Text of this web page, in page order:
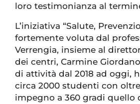
loro testimonianza al
L’iniziativa “Salute,
fortemente voluta dal
Verrengia, insieme al
dei centri, Carmine
di attività dal 2018 ad oggi,
circa 2000 studenti con oltre
impegno a 360 gradi quello